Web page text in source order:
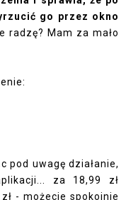
go przez okno
Mam za mało
pod uwagę działanie,
za 18,99 zł
- możecie spokojnie